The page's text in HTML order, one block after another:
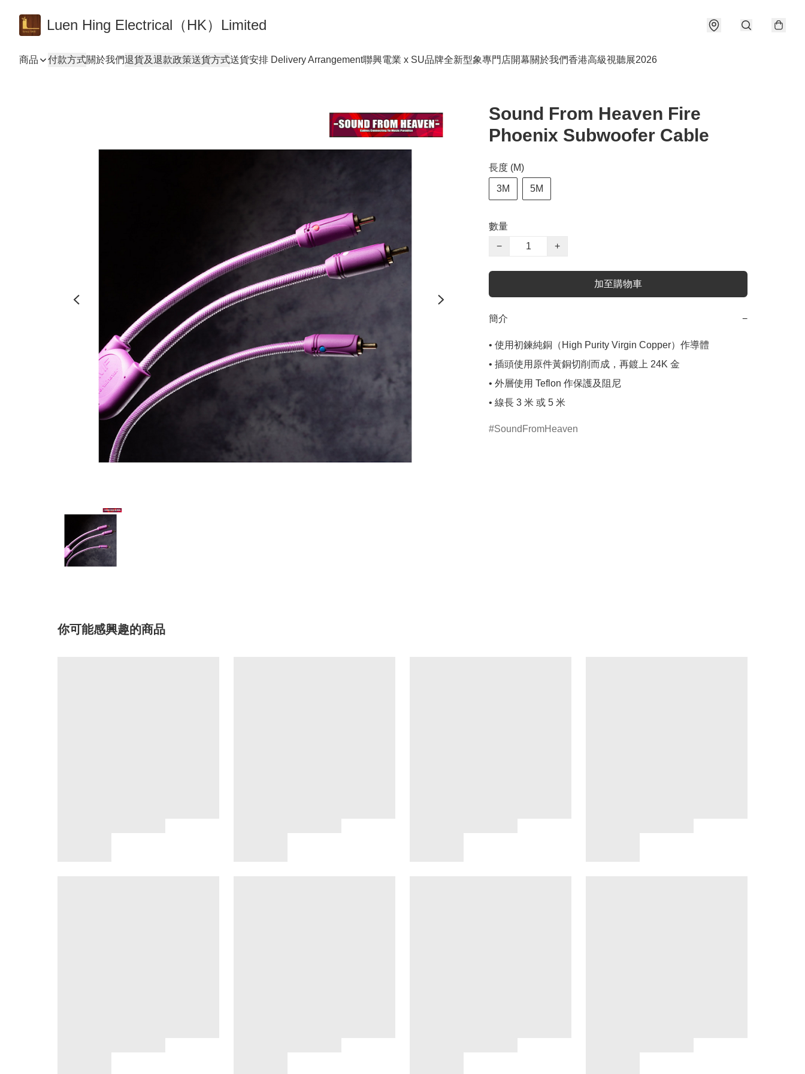
Luen Hing Electrical（HK）Limited
商品 付款方式關於我們退貨及退款政策送貨方式送貨安排 Delivery Arrangement聯興電業 x SU品牌全新型象專門店開幕關於我們香港高級視聽展2026
Sound From Heaven Fire
Phoenix Subwoofer Cable
長度 (M)
3M 5M
數量
−
+
加至購物車
簡介 −
• 使用初鍊純銅（High Purity Virgin Copper）作導體
• 插頭使用原件黃銅切削而成，再鍍上 24K 金
• 外層使用 Teflon 作保護及阻尼
• 線長 3 米 或 5 米
SoundFromHeaven
你可能感興趣的商品